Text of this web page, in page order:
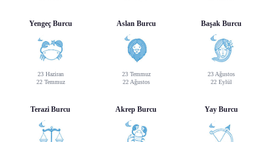
Yengeç Burcu
23 Haziran
22 Temmuz
Aslan Burcu
23 Temmuz
22 Ağustos
Başak Burcu
23 Ağustos
22 Eylül
Terazi Burcu Akrep Burcu Yay Burcu